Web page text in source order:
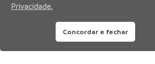
Privacidade.
Concordar e fechar